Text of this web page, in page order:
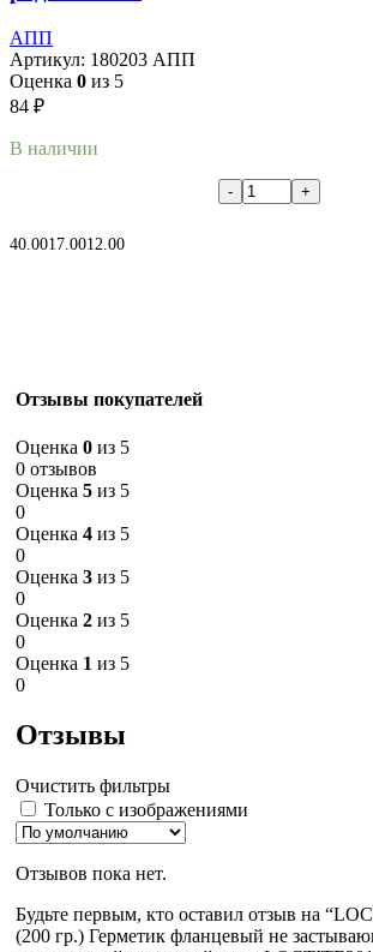
АПП
Артикул: 180203 АПП
Оценка 0 из 5
84 ₽
В наличии
40.0017.0012.00
Отзывы покупателей
Оценка 0 из 5
0 отзывов
Оценка 5 из 5
0
Оценка 4 из 5
0
Оценка 3 из 5
0
Оценка 2 из 5
0
Оценка 1 из 5
0
Отзывы
Очистить фильтры
Только с изображениями
Отзывов пока нет.
Будьте первым, кто оставил отзыв на
(200 гр.) Герметик фланцевый не